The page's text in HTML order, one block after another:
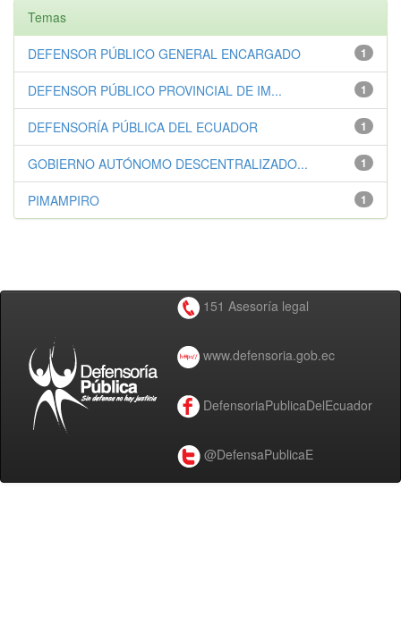
Temas
1
DEFENSOR PÚBLICO GENERAL ENCARGADO
1
DEFENSOR PÚBLICO PROVINCIAL DE IM...
1
DEFENSORÍA PÚBLICA DEL ECUADOR
1
GOBIERNO AUTÓNOMO DESCENTRALIZADO...
1
PIMAMPIRO
151 Asesoría legal
www.defensoria.gob.ec
DefensoriaPublicaDelEcuador
@DefensaPublicaE